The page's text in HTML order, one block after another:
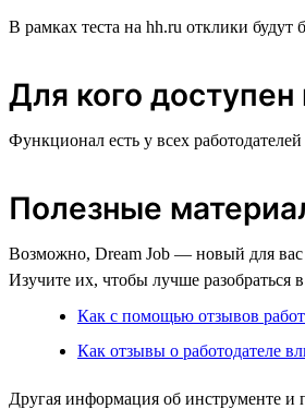
В рамках теста на hh.ru отклики
Для кого
Функционал есть у всех
Полезные
Возможно, Dream Job — новый для вас
Изучите их, чтобы лучше разобраться
Как с помощью отзывов
Как отзывы о работодателе
Другая информация об инструменте и